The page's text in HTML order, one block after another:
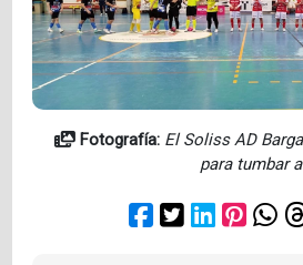
Fotografía: El Soliss AD
para tumbar